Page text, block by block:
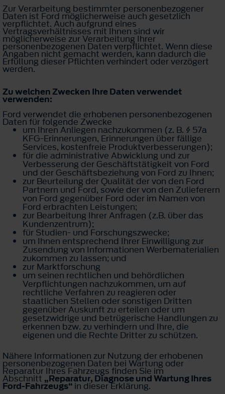
Zur Verarbeitung bestimmter personenbezogener
Daten ist Ford möglicherweise auch gesetzlich
verpflichtet. Auch aufgrund eines
Vertragsverhältnisses mit Ihnen sind wir
möglicherweise zur Verarbeitung Ihrer
personenbezogenen Daten verpflichtet. Wenn diese
Angaben nicht gemacht werden, kann dadurch die
Erfüllung dieser Pflichten verhindert oder verzögert
werden.
Zu welchen Zwecken Ihre Daten verwendet
verwenden:
Ford verwendet die erhobenen personenbezogenen
Daten für folgende Zwecke
um Ihren Anliegen nachzukommen (z. B. § 57a
KFG-Erinnerungen, Erinnerungen über fällige
Services, kostenfreie Produktverbesserungen);
für die administrative Abwicklung und zur
Verbesserung der Geschäftstätigkeit von Ford
und der Geschäftsbeziehung von Ford zu Ihnen;
zur Beurteilung der Qualität der von den Ford
Partnern und Ford, sowie der von den Zulieferern
von Ford gegenüber Ford oder im Namen von
Ford erbrachten Leistungen;
zur Bearbeitung Ihrer Anfragen (z.B. über das
Kundenzentrum);
für Studien- und Forschungszwecke;
um Ihnen entsprechend Ihrer Einwilligung zur
Zusendung von Informationen Werbematerialien
zukommen zu lassen; und
zur Marktforschung
um seinen rechtlichen und behördlichen
Verpflichtungen nachzukommen, um auf
rechtliche Verfahren zu reagieren oder
staatlichen Stellen oder sonstigen Dritten
gegenüber Auskunft zu erteilen oder um
gesetzwidrige und betrügerische Handlungen zu
erkennen bzw. zu verhindern und Ihre, die
eigenen und die Rechte Dritter zu schützen.
Nähere Informationen zur Nutzung der erhobenen
personenbezogenen Daten bei Wartung oder
Reparatur Ihres Fahrzeugs finden Sie im
Abschnitt „Reparatur, Diagnose und Wartung Ihres
Ford-Fahrzeugs“ in dieser Erklärung.